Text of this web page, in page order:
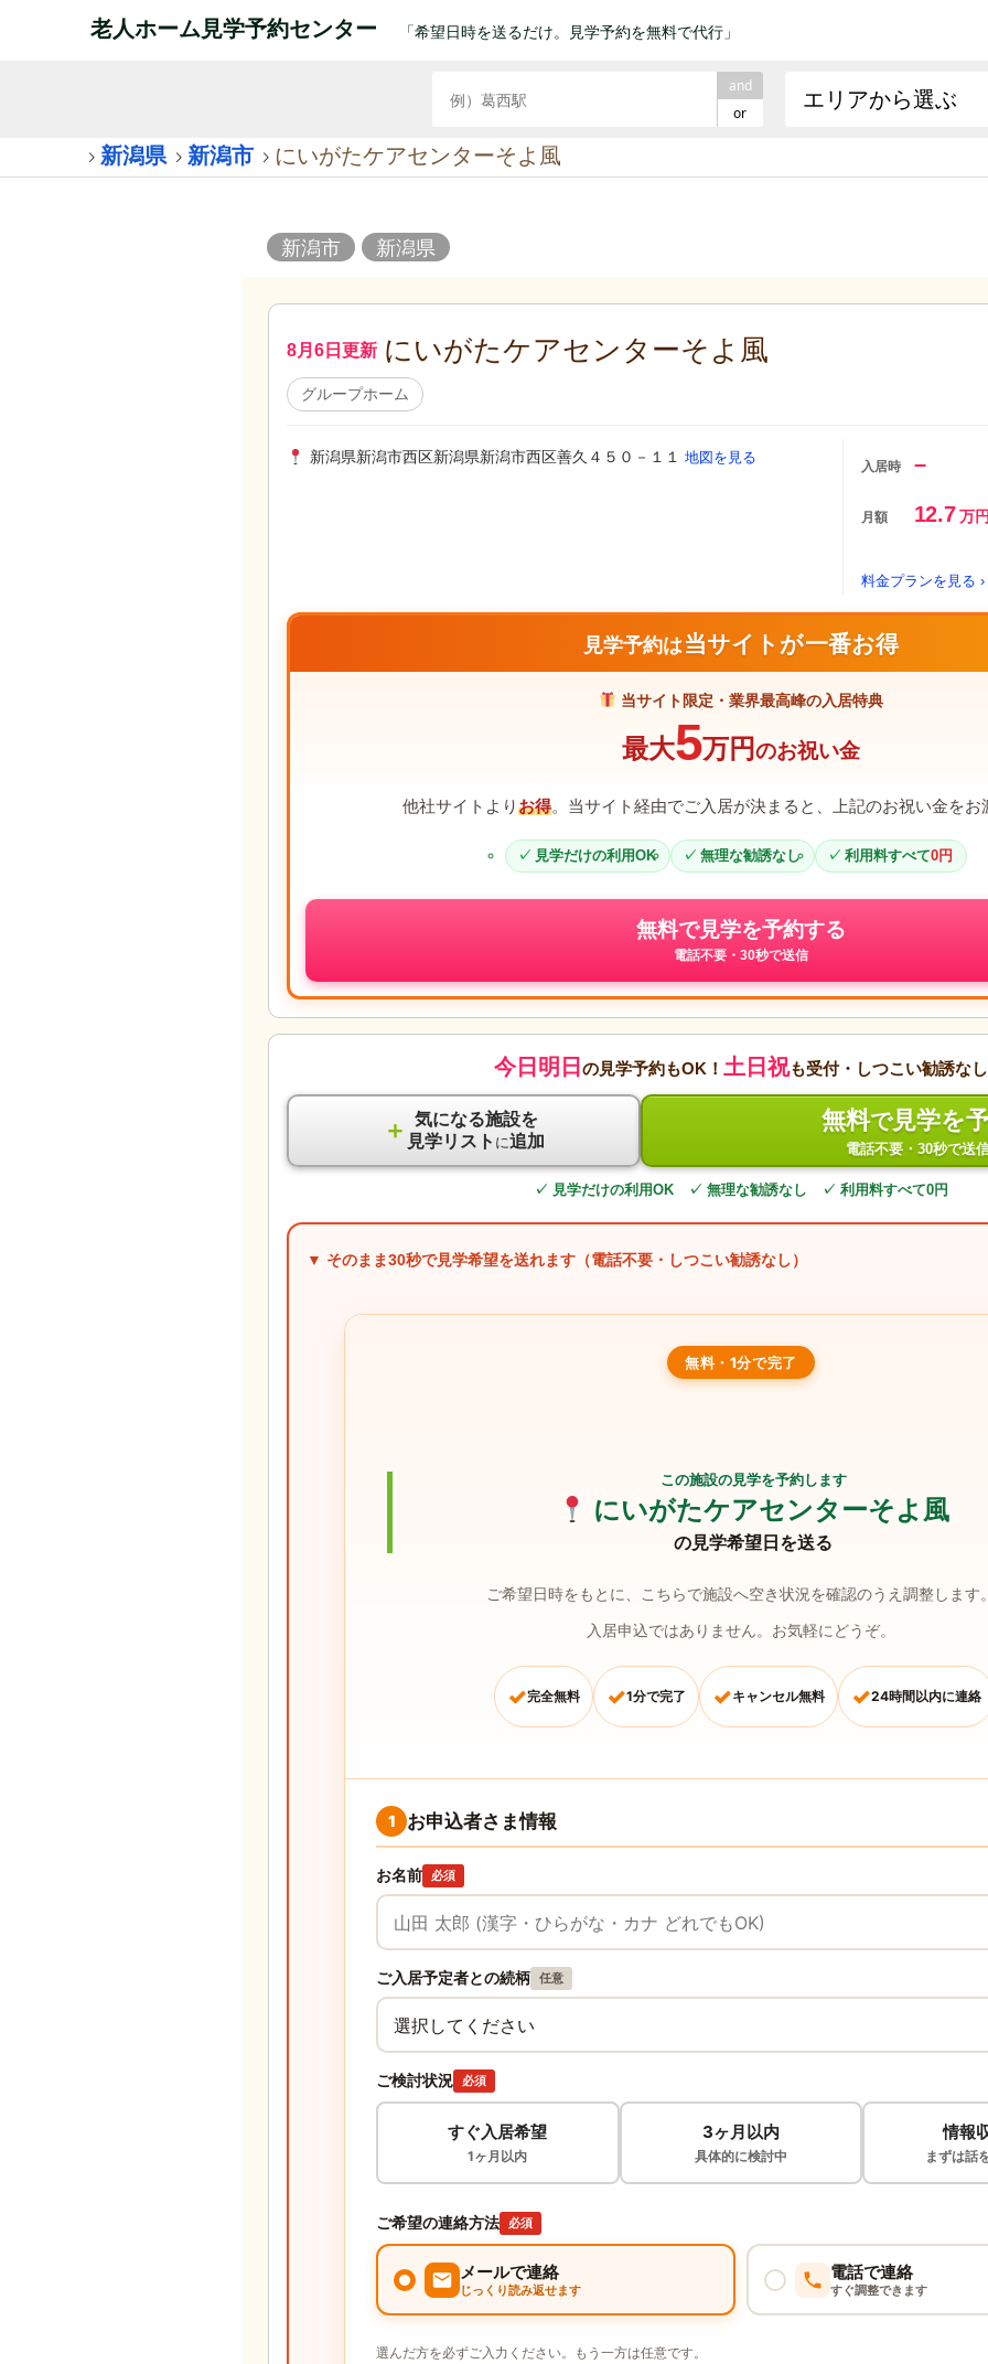
老人ホーム見学予約センター 「希望日時を送るだけ。見学予約を無料で代行」
and
or
エリアから選ぶ
新潟県
新潟市 にいがたケアセンターそよ風
新潟市 新潟県
8月6日更新 にいがたケアセンターそよ風
グループホーム
新潟県新潟市西区新潟県新潟市西区善久４５０－１１地図を見る
入居時 –
月額 12.7 万
料金プランを見る ›
見学予約は 当サイトが一番お得
当サイト限定・業界最高峰の入居特典
最大5万円のお祝い金
他社サイトよりお得。当サイト経由でご入居が決まると、上記のお祝い金をお
見学だけの利用OK 無理な勧誘なし 利用料すべて0円
無料で見学を予約する
電話不要・30秒で送信
今日明日 の見学予約もOK！ 土日祝も受付・しつこい勧誘なし
＋
気になる施設を
見学リスト に追加
無料で見学を
電話不要・30秒で送
✓ 見学だけの利用OK ✓ 無理な勧誘なし ✓ 利用料すべて0円
▼ そのまま30秒で見学希望を送れます（電話不要・しつこい勧誘なし）
無料・1分で完了
この施設の見学を予約します
にいがたケアセンターそよ風
の見学希望日を送る
ご希望日時をもとに、こちらで施設へ空き状況を確認のうえ調整します
入居申込ではありません。お気軽にどうぞ。
✓完全無料 ✓1分で完了 ✓キャンセル無料 ✓24時間以内に連絡
1 お申込者さま情報
お名前 必須
ご入居予定者との続柄 任意
ご検討状況 必須
すぐ入居希望
1ヶ月以内
3ヶ月以内
具体的に検討中
情報
まずは話
ご希望の連絡方法 必須
メールで連絡
じっくり読み返せます
電話で連絡
すぐ調整できます
選んだ方を必ずご入力ください。もう一方は任意です。